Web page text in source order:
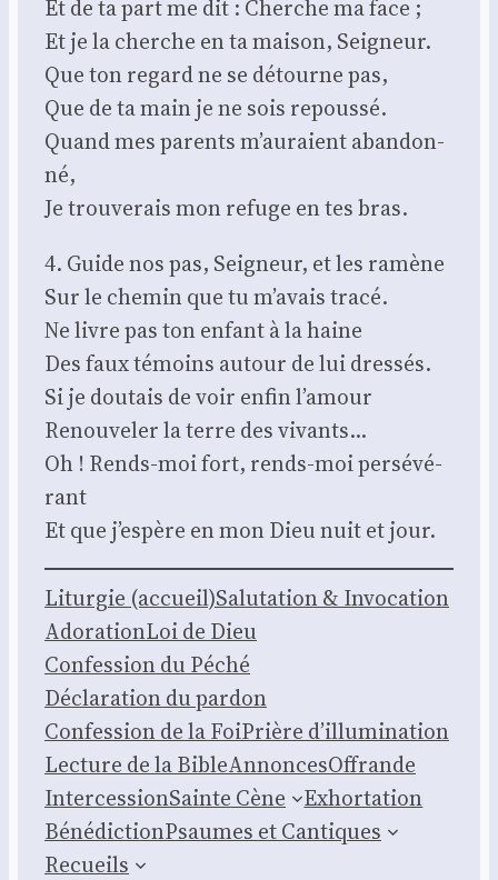
Et de ta part me dit : Cherche ma face ;
Et je la cherche en ta mai­son, Sei­gneur.
Que ton regard ne se détourne pas,
Que de ta main je ne sois repous­sé.
Quand mes parents m’auraient aban­don­
né,
Je trou­ve­rais mon refuge en tes bras.
4. Guide nos pas, Sei­gneur, et les ramène
Sur le che­min que tu m’avais tra­cé.
Ne livre pas ton enfant à la haine
Des faux témoins autour de lui dres­sés.
Si je dou­tais de voir enfin l’amour
Renou­ve­ler la terre des vivants…
Oh ! Rends-moi fort, rends-moi per­sé­vé­
rant
Et que j’espère en mon Dieu nuit et jour.
Litur­gie (accueil)Salu­ta­tion & Invo­ca­tion
Ado­ra­tionLoi de Dieu
Confes­sion du Péché
Décla­ra­tion du par­don
Confes­sion de la FoiPrière d’illumination
Lec­ture de la BibleAnnoncesOffrande
Inter­ces­sionSainte Cène
Exhor­ta­tion
Béné­dic­tionPsaumes et Can­tiques
Recueils